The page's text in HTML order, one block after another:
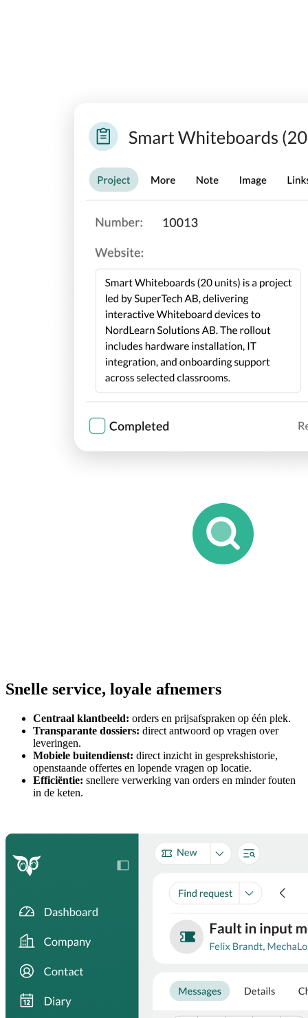
Snelle service, loyale afnemers
Centraal klantbeeld: orders en prijsafspraken op één plek.
Transparante dossiers: direct antwoord op vragen over
leveringen.
Mobiele buitendienst: direct inzicht in gesprekshistorie,
openstaande offertes en lopende vragen op locatie.
Efficiëntie: snellere verwerking van orders en minder fouten
in de keten.